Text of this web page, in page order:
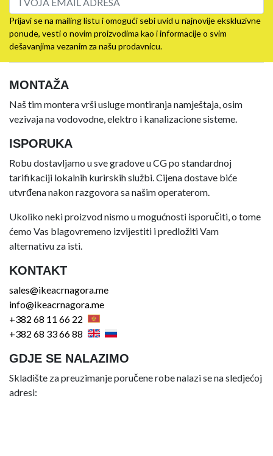
Prijavi se na mailing listu i omogući sebi uvid u najnovije ekskluzivne
ponude, vesti o novim proizvodima kao i informacije o svim
dešavanjima vezanim za našu prodavnicu.
MONTAŽA
Naš tim montera vrši usluge montiranja namještaja, osim
vezivaja na vodovodne, elektro i kanalizacione sisteme.
ISPORUKA
Robu dostavljamo u sve gradove u CG po standardnoj
tarifikaciji lokalnih kurirskih službi. Cijena dostave biće
utvrđena nakon razgovora sa našim operaterom.
Ukoliko neki proizvod nismo u mogućnosti isporučiti, o tome
ćemo Vas blagovremeno izvijestiti i predložiti Vam
alternativu za isti.
KONTAKT
sales@ikeacrnagora.me
info@ikeacrnagora.me
+382 68 11 66 22
+382 68 33 66 88
GDJE SE NALAZIMO
Skladište za preuzimanje poručene robe nalazi se na sledjećoj
adresi: